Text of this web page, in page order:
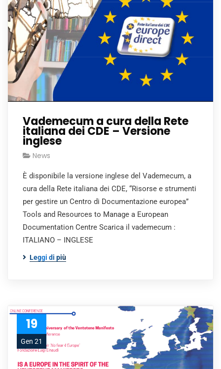
Vademecum a cura della Rete
italiana dei CDE – Versione
inglese
News
È disponibile la versione inglese del Vademecum, a
cura della Rete italiana dei CDE, “Risorse e strumenti
per gestire un Centro di Documentazione europea”
Tools and Resources to Manage a European
Documentation Centre Scarica il vademecum :
ITALIANO – INGLESE
Leggi di più
19
Gen 21